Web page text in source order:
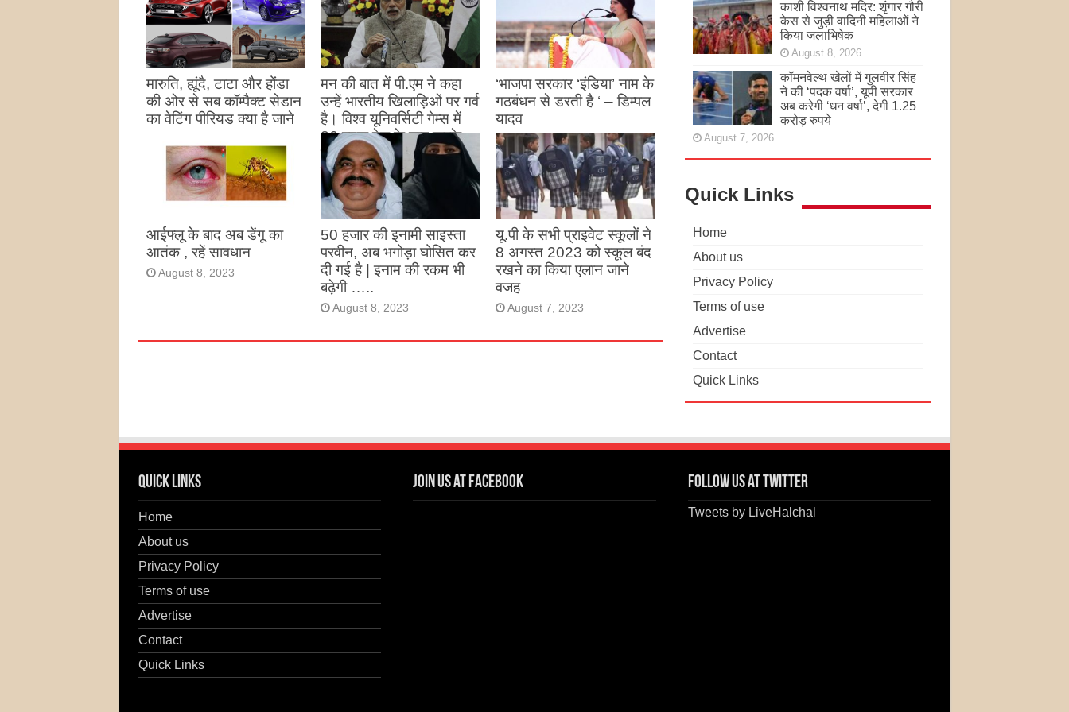
मारुति, ह्यूंदै, टाटा और होंडा
की ओर से सब कॉम्पैक्ट सेडान
का वेटिंग पीरियड क्या है जाने
मन की बात में पी.एम ने कहा
उन्हें भारतीय खिलाड़िओं पर गर्व
है। विश्व यूनिवर्सिटी गेम्स में
26 पदक देश के नाम करके
उन्होंने देश का नाम रोशन किया
है
August 27, 2023
‘भाजपा सरकार ‘इंडिया’ नाम के
गठबंधन से डरती है ‘ – डिम्पल
यादव
August 26, 2023
आईफ्लू के बाद अब डेंगू का
आतंक , रहें सावधान
August 8, 2023
50 हजार की इनामी साइस्ता
परवीन, अब भगोड़ा घोसित कर
दी गई है | इनाम की रकम भी
बढ़ेगी …..
August 8, 2023
यू.पी के सभी प्राइवेट स्कूलों ने
8 अगस्त 2023 को स्कूल बंद
रखने का किया एलान जाने
वजह
August 7, 2023
काशी विश्वनाथ मदिर: शृंगार गौरी
केस से जुड़ी वादिनी महिलाओं ने
किया जलाभिषेक
August 8, 2026
कॉमनवेल्थ खेलों में गुलवीर सिंह
ने की ‘पदक वर्षा’, यूपी सरकार
अब करेगी ‘धन वर्षा’, देगी 1.25
करोड़ रुपये
August 7, 2026
Quick Links
Home
About us
Privacy Policy
Terms of use
Advertise
Contact
Quick Links
Quick Links
Home
About us
Privacy Policy
Terms of use
Advertise
Contact
Quick Links
Join us at Facebook Follow us at Twitter
Tweets by LiveHalchal